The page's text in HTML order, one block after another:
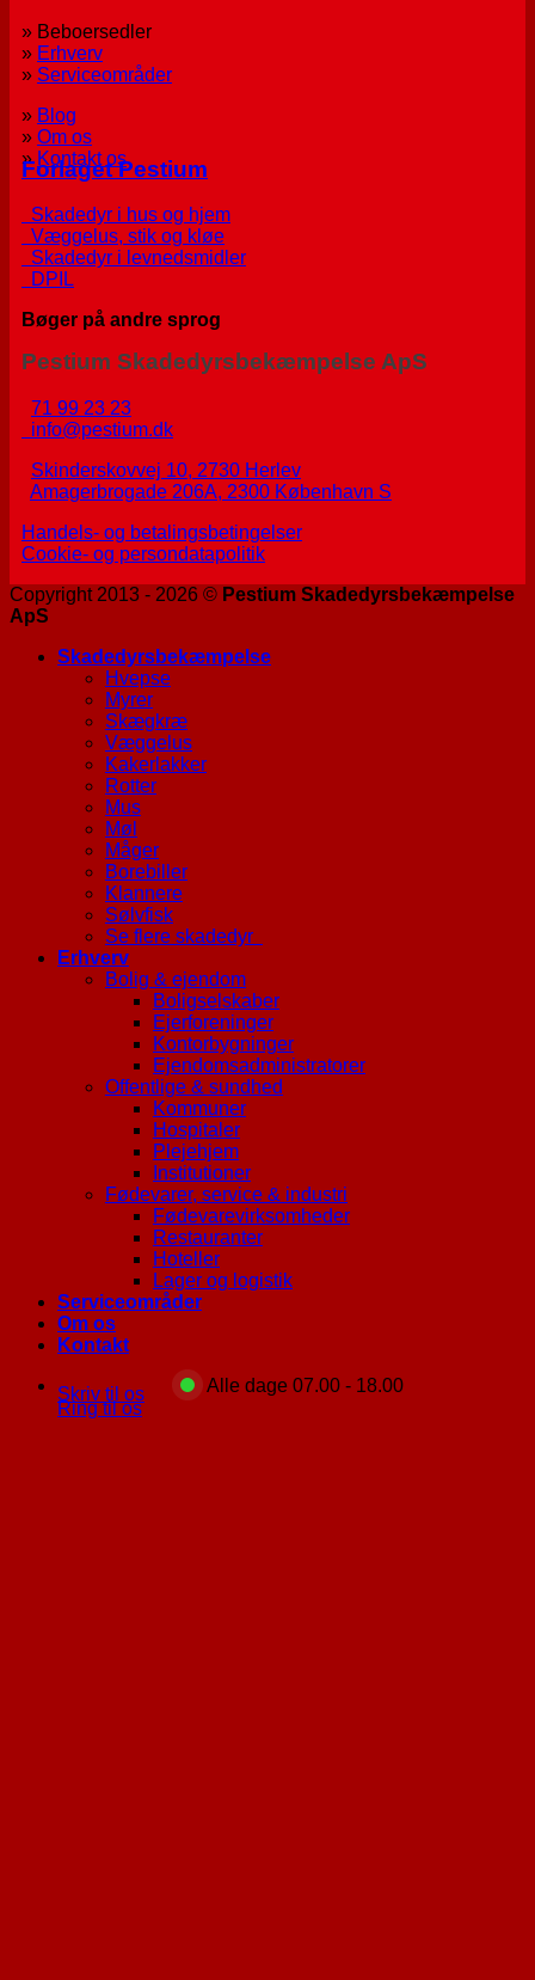
» Beboersedler
» Erhverv
» Serviceområder
» Blog
» Om os
» Kontakt os
Forlaget Pestium
Skadedyr i hus og hjem
Væggelus, stik og kløe
Skadedyr i levnedsmidler
DPIL
Bøger på andre sprog
Pestium Skadedyrsbekæmpelse ApS
71 99 23 23
info@pestium.dk
Skinderskovvej 10, 2730 Herlev
Amagerbrogade 206A, 2300 København S
Handels- og betalingsbetingelser
Cookie- og persondatapolitik
Copyright 2013 - 2026 © Pestium Skadedyrsbekæmpelse
ApS
Skadedyrsbekæmpelse
Hvepse
Myrer
Skægkræ
Væggelus
Kakerlakker
Rotter
Mus
Møl
Måger
Borebiller
Klannere
Sølvfisk
Se flere skadedyr
Erhverv
Bolig & ejendom
Boligselskaber
Ejerforeninger
Kontorbygninger
Ejendomsadministratorer
Offentlige & sundhed
Kommuner
Hospitaler
Plejehjem
Institutioner
Fødevarer, service & industri
Fødevarevirksomheder
Restauranter
Hoteller
Lager og logistik
Serviceområder
Om os
Kontakt
Alle dage 07.00 - 18.00
Ring til os
Skriv til os